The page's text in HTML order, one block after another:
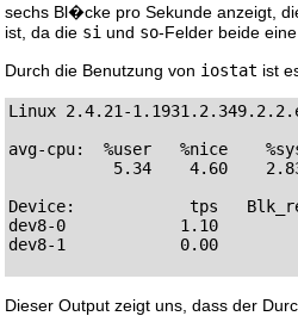
sechs Bl�cke pro Sekunde anzeigt,
ist, da die si und so-Felder beide
Durch die Benutzung von iostat ist
Linux 2.4.21-
avg-cpu:  %user   %nice
5.34    4.60
Device:            tps
dev8-0            1.10
dev8-1            0.00
Dieser Output zeigt uns, dass der